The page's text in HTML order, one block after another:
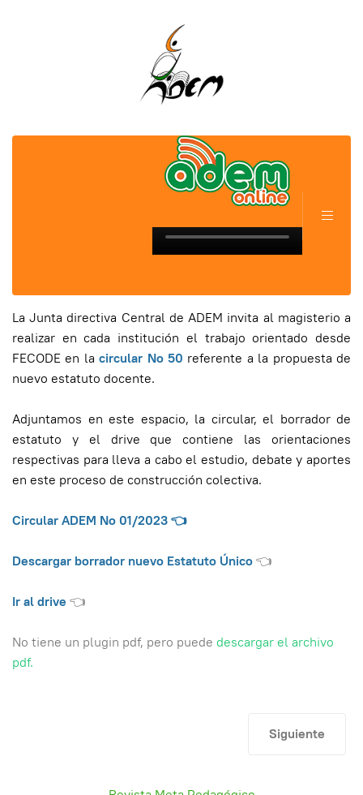
La Junta directiva Central de ADEM invita al magisterio a
realizar en cada institución el trabajo orientado desde
FECODE en lacircular No 50 referente a la propuesta de
nuevo estatuto docente.
Adjuntamos en este espacio, la circular, el borrador de
estatuto y el drive que contiene las orientaciones
respectivas para lleva a cabo el estudio, debate y aportes
en este proceso de construcción colectiva.
Circular ADEM No 01/2023👈
Descargar borrador nuevo Estatuto Único👈
Ir al drive 👈
No tiene un plugin pdf, pero puede descargar el archivo
pdf.
Artículo
Siguiente